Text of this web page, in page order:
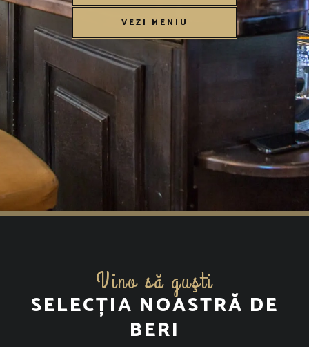
VEZI MENIU
Vino să guşti
SELECȚIA NOASTRĂ DE
BERI